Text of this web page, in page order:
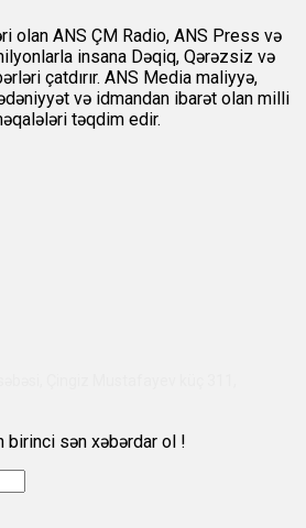
olan ANS ÇM Radio, ANS Press və
insana Dəqiq, Qərəzsiz və
çatdırır. ANS Media maliyyə,
və idmandan ibarət olan milli
təqdim edir.
birinci sən xəbərdar ol !